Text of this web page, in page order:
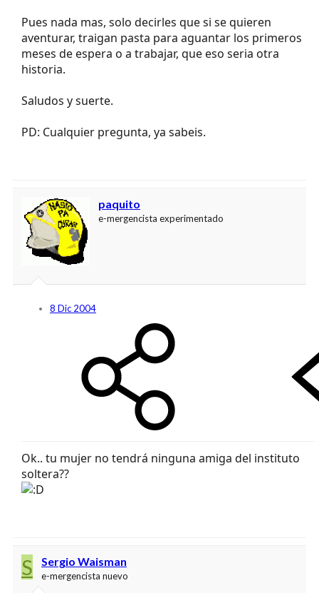
Pues nada mas, solo decirles que si se quieren
aventurar, traigan pasta para aguantar los primeros
meses de espera o a trabajar, que eso seria otra
historia.
Saludos y suerte.
PD: Cualquier pregunta, ya sabeis.
paquito
e-mergencista experimentado
8 Dic 2004
Ok.. tu mujer no tendrá ninguna amiga del instituto
soltera??
S Sergio Waisman
e-mergencista nuevo